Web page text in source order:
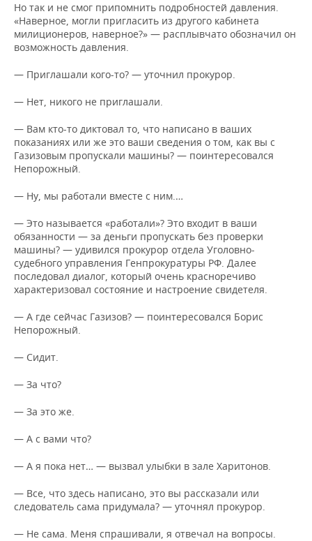
Но так и не смог припомнить подробностей давления.
«Наверное, могли пригласить из другого кабинета
милиционеров, наверное?» — расплывчато обозначил он
возможность давления.
— Приглашали кого-то? — уточнил прокурор.
— Нет, никого не приглашали.
— Вам кто-то диктовал то, что написано в ваших
показаниях или же это ваши сведения о том, как вы с
Газизовым пропускали машины? — поинтересовался
Непорожный.
— Ну, мы работали вместе с ним.…
— Это называется «работали»? Это входит в ваши
обязанности — за деньги пропускать без проверки
машины? — удивился прокурор отдела Уголовно-
судебного управления Генпрокуратуры РФ. Далее
последовал диалог, который очень красноречиво
характеризовал состояние и настроение свидетеля.
— А где сейчас Газизов? — поинтересовался Борис
Непорожный.
— Сидит.
— За что?
— За это же.
— А с вами что?
— А я пока нет… — вызвал улыбки в зале Харитонов.
— Все, что здесь написано, это вы рассказали или
следователь сама придумала? — уточнял прокурор.
— Не сама. Меня спрашивали, я отвечал на вопросы.